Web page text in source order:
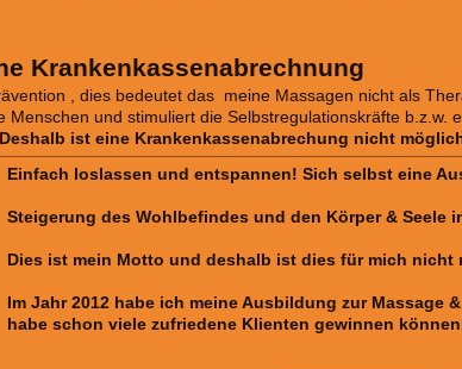
Krankenkassenabrechnung
, dies bedeutet das meine Massagen nicht als
Menschen und stimuliert die Selbstregulationskräfte b.z.w.
Deshalb ist eine Krankenkassenabrechung nicht
Einfach loslassen und entspannen! Sich selbst eine
Steigerung des Wohlbefindes und den Körper & Seele
Dies ist mein Motto und deshalb ist dies für mich
Im Jahr 2012 habe ich meine Ausbildung zur Massage
habe schon viele zufriedene Klienten gewinnen